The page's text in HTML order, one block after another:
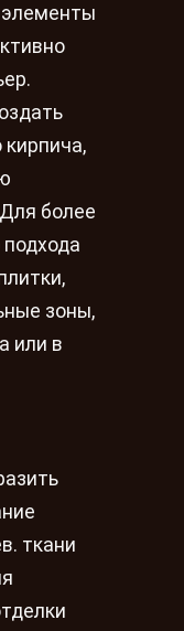
кирпича,
более
подхода
зоны,
или в
ткани